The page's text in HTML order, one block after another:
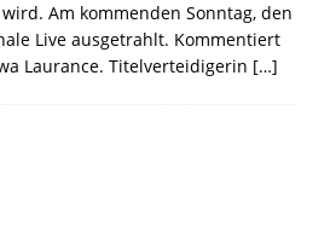
Am kommenden Sonntag, den
Live ausgetrahlt. Kommentiert
Laurance. Titelverteidigerin […]